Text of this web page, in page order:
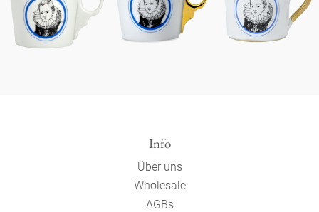
Info
Über uns
Wholesale
AGBs